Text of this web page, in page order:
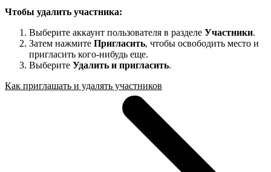
Чтобы удалить участника:
Выберите аккаунт пользователя в разделе Участники.
Затем нажмите Пригласить, чтобы освободить место и
пригласить кого-нибудь еще.
Выберите Удалить и пригласить.
Как приглашать и удалять участников